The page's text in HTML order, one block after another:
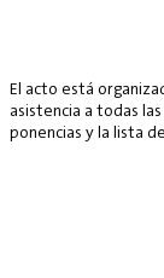
El acto está
asistencia a todas
ponencias y la lista